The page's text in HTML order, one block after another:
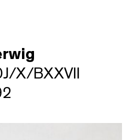
X/BXXVII